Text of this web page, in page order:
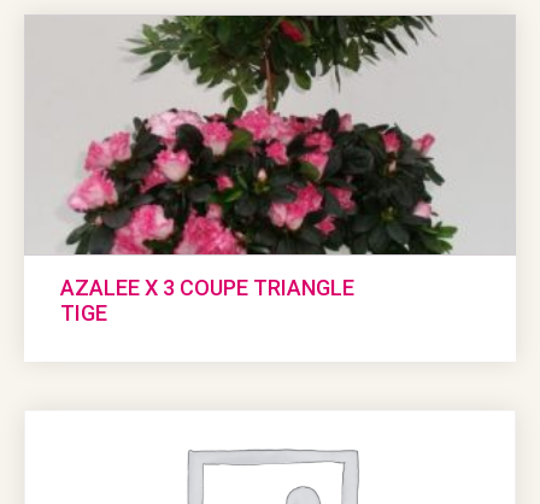
AZALEE X 3 COUPE TRIANGLE
TIGE